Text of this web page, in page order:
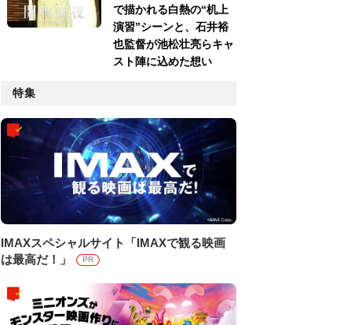
で描かれる白熱の“机上
演習”シーンと、石井裕
也監督が池松壮亮らキャ
スト陣に込めた想い
特集
IMAXスペシャルサイト「IMAXで観る映画
は最高だ！」
PR